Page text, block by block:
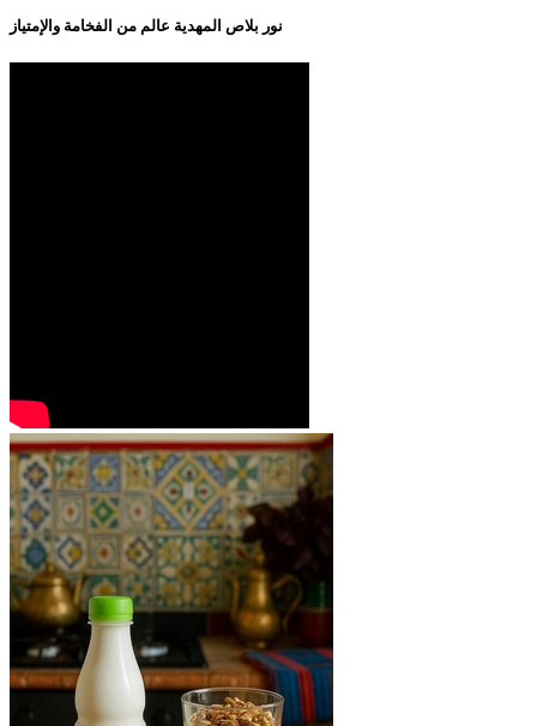
نور بلاص المهدية عالم من الفخامة والإمتياز